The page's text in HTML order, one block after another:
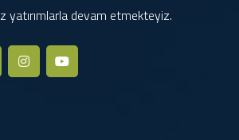
yatırımlarla devam etmekteyiz.